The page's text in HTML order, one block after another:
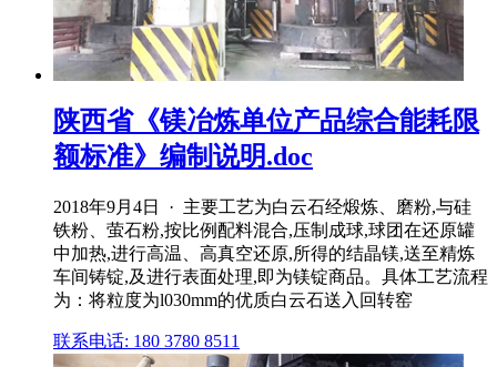
陕西省《镁冶炼单位产品综合能耗限
额标准》编制说明.doc
2018年9月4日 · 主要工艺为白云石经煅炼、磨粉,与硅
铁粉、萤石粉,按比例配料混合,压制成球,球团在还原罐
中加热,进行高温、高真空还原,所得的结晶镁,送至精炼
车间铸锭,及进行表面处理,即为镁锭商品。具体工艺流程
为：将粒度为l030mm的优质白云石送入回转窑
联系电话: 180 3780 8511